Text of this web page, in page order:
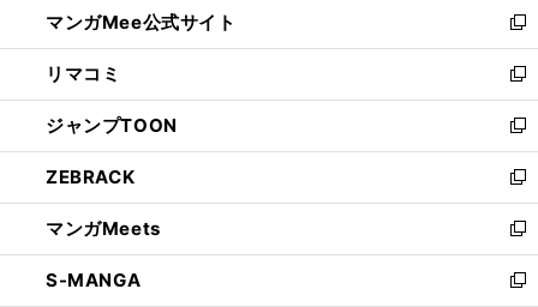
く
ド
ウ
で
開
く
ィ
ン
ド
ウ
で
開
く
い
ウ
ィ
ン
ド
ウ
で
開
く
マンガMee公式サイト
新
し
い
ウ
ィ
ン
ド
ウ
で
開
く
リマコミ
新
し
い
ウ
ィ
ン
ド
ウ
で
ジャンプTOON
新
し
い
ウ
ィ
ン
ド
ZEBRACK
新
し
い
ウ
ィ
マンガMeets
新
し
い
S-MANGA
新